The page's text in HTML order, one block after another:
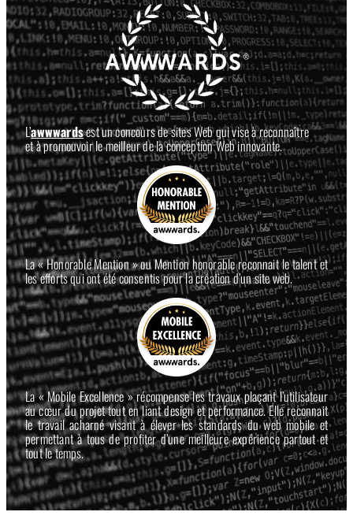
L’awwwardsest un concours de sites Web qui vise à reconnaître
et à promouvoir le meilleur de la conception Web innovante.
La « Honorable Mention » ou Mention honorable reconnait le talent et
les efforts qui ont été consentis pour la création d’un site web.
La « Mobile Excellence » récompense les travaux plaçant l’utilisateur
au cœur du projet tout en liant design et performance. Elle reconnait
le travail acharné visant à élever les standards du web mobile et
permettant à tous de profiter d’une meilleure expérience partout et
tout le temps.